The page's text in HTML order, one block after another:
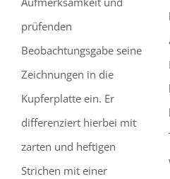
prüfenden
Beobachtungsgabe seine
Zeichnungen in die
Kupferplatte ein. Er
differenziert hierbei mit
zarten und heftigen
Strichen mit einer